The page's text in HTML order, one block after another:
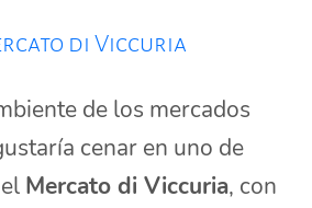
di Viccuria
de los mercados
cenar en uno de
Mercato di Viccuria, con